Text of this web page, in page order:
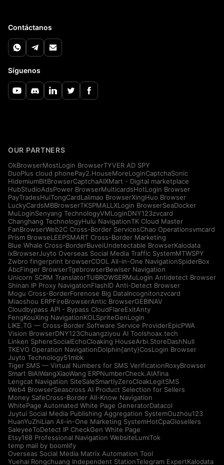
Contáctanos
Síguenos
OUR PARTNERS
OkBrowserMostLogin BrowserTYVER AD SPY
DuoPlus cloud phonePay2.HouseMoreLoginCaptchaSonic
HidemiumBitBrowserCaptchaAIXMart - Digital marketplace
HubStudioAdsPower BrowserMulticardsHotLogin Browser
PayTradesHuiTongCardLalimao BrowserXingHuo Browser
LuckyCardsMBBrowserTKSPMALLXLogin BrowserSeaDocker
MuLoginSenyang TechnologyVMLoginDNY123zvcard
Changhang TechnologyHulu NavigationTK Cloud Master
FanBrowserWeb2C Cross-Border ServicesChao Operationsvmcard
Prism BrowseLEEPSMART Cross-Border Marketing
Blue Whale Cross-BorderBuveiUndetectable BrowserKalodata
ixBrowserJuyto Overseas Social Media Traffic SystemMTWSPY
Zwbro fingerprint browserCOOL All-in-One NavigationSpiderBox
AbcFinger BrowserTgebrowserBewiser Navigation
Unicorn SCRM TranslatorTUBROWSERMuLogin Antidetect Browser
Shinan IP Proxy NavigationFlashID Anti-Detect Browser
Mogu Cross-BorderForenose Big DataIncognitonzvcard
Miaoshou ERPFireBrowserAntic BrowserGEBINAV
Cloudbypass API - Bypass CloudFlareExitAnty
FengKouXing NavigationKOLSpriteGenLogin
LIKE.TG — Cross-Border Software Service ProviderEpicPWA
Vision BrowserDNY123Chuangziyou AI Toolshoax.tech
Linken SphereSocialEchoCloaking HouseArbi.StoreDashNull
TKEVO Operation NavigationDolphin{anty}CosLogin Browser
Juyto Technology51mbk
Tiger SMS — Virtual Numbers for SMS VerificationRoxyBrowser
Smart BIAIWangXiaoWang ERPNumberCheck.AIAfina
Lengcat Navigation SiteSaleSmartlyZeroCloakLegitSMS
Web4 BrowserSeascross AI Product Selection for Sellers
Money SafeCross-Border All-Know Navigation
WhitePage Automated White Page GeneratorDatacol
Juytui Social Media Publishing Aggregation SystemOuzhou123
HuanYuZhiLian All-in-One Marketing SystemHotCpaGlosellers
SaleyeeToDetect IP CheckGen White Page
Etsy168 Professional Navigation WebsiteLumiTok
temp mail by boomlify
Overseas Social Media Matrix Automation Tool
Yuehai Rongchuang Independent StationTelegram ExpertKalodata